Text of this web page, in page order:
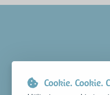
Cookie. Cookie.
SHOPPING